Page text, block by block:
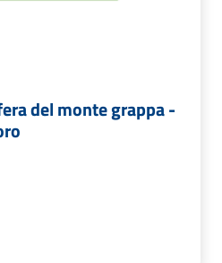
del monte grappa -